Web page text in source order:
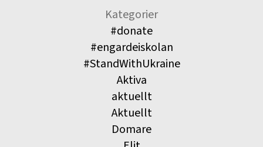
Kategorier
#donate
#engardeiskolan
#StandWithUkraine
Aktiva
aktuellt
Aktuellt
Domare